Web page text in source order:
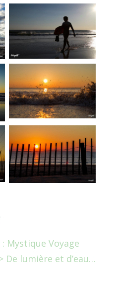
Mystique Voyage
De lumière et d’eau…